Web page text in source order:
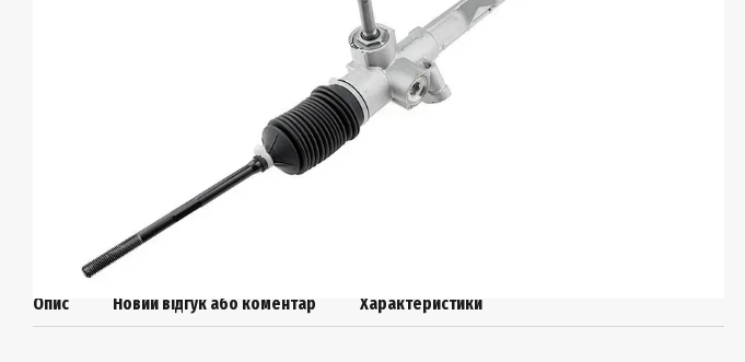
Опис Новий відгук або коментар Характеристики